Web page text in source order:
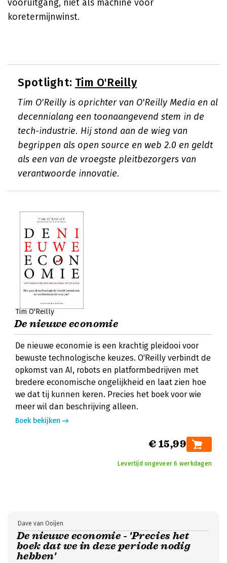
vooruitgang, niet als machine voor
koretermijnwinst.
Spotlight: Tim O'Reilly
Tim O'Reilly is oprichter van O'Reilly Media en al
decennialang een toonaangevend stem in de
tech-industrie. Hij stond aan de wieg van
begrippen als open source en web 2.0 en geldt
als een van de vroegste pleitbezorgers van
verantwoorde innovatie.
Tim O'Reilly
De nieuwe economie
De nieuwe economie is een krachtig pleidooi voor
bewuste technologische keuzes. O'Reilly verbindt de
opkomst van AI, robots en platformbedrijven met
bredere economische ongelijkheid en laat zien hoe
we dat tij kunnen keren. Precies het boek voor wie
meer wil dan beschrijving alleen.
Boek bekijken
€ 15,99
Levertijd ongeveer 6 werkdagen
De nieuwe economie - 'Precies het
boek dat we in deze periode nodig
hebben'
Dave van Ooijen